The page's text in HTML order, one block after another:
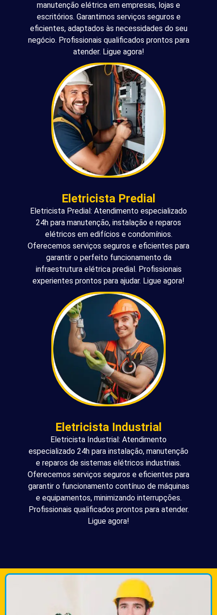
manutenção elétrica em empresas, lojas e
escritórios. Garantimos serviços seguros e
eficientes, adaptados às necessidades do seu
negócio. Profissionais qualificados prontos para
atender. Ligue agora!
Eletricista Predial
Eletricista Predial: Atendimento especializado
24h para manutenção, instalação e reparos
elétricos em edifícios e condomínios.
Oferecemos serviços seguros e eficientes para
garantir o perfeito funcionamento da
infraestrutura elétrica predial. Profissionais
experientes prontos para ajudar. Ligue agora!
Eletricista Industrial
Eletricista Industrial: Atendimento
especializado 24h para instalação, manutenção
e reparos de sistemas elétricos industriais.
Oferecemos serviços seguros e eficientes para
garantir o funcionamento contínuo de máquinas
e equipamentos, minimizando interrupções.
Profissionais qualificados prontos para atender.
Ligue agora!